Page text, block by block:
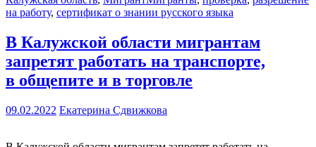
на работу, сертификат о знании русского языка
В Калужской области мигрантам
запретят работать на транспорте,
в общепите и в торговле
09.02.2022 Екатерина Сдвижкова